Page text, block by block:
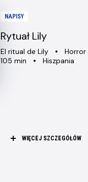
NAPISY
Rytuał Lily
Oryginalny
tytuł
El ritual de Lily Gatunek
Horror
Czas
105 min
Kraj
Hiszpania
WIĘCEJ SZCZEGÓŁÓW